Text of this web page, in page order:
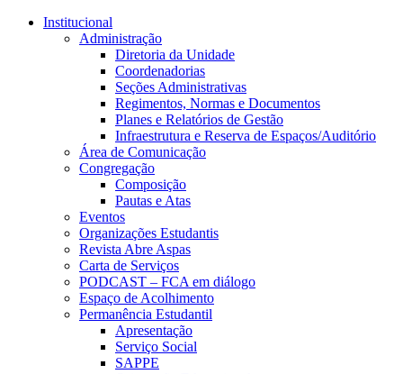
Conteúdo principal
Institucional
Administração
Diretoria da Unidade
Coordenadorias
Seções Administrativas
Regimentos, Normas e Documentos
Planes e Relatórios de Gestão
Infraestrutura e Reserva de Espaços/Auditório
Área de Comunicação
Congregação
Composição
Pautas e Atas
Eventos
Organizações Estudantis
Revista Abre Aspas
Carta de Serviços
PODCAST – FCA em diálogo
Espaço de Acolhimento
Permanência Estudantil
Apresentação
Serviço Social
SAPPE